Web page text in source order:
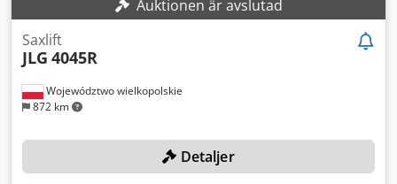
Auktionen är avslutad
Województwo wielkopolskie
872 km
Saxlift
JLG 4045R
Detaljer